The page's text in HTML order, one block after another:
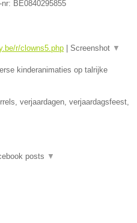
BE0840295855
r/clowns5.php Screenshot ▼
kinderanimaties op talrijke
verjaardagen, verjaardagsfeest,
posts ▼